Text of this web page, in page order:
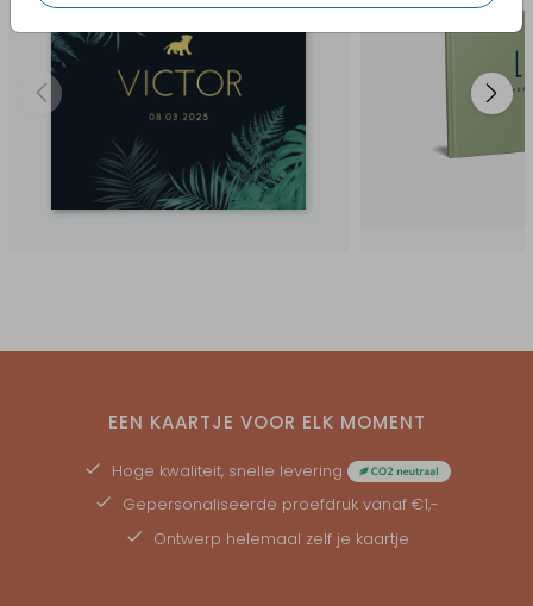
EEN KAARTJE VOOR ELK MOMENT
Hoge kwaliteit, snelle levering
Gepersonaliseerde proefdruk vanaf €1,-
Ontwerp helemaal zelf je kaartje